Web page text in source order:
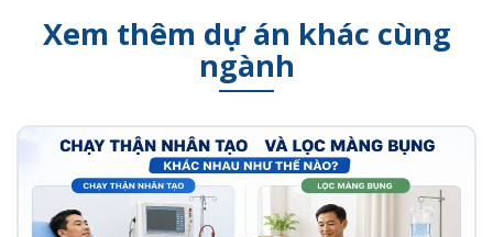
Xem thêm dự án khác cùng
ngành